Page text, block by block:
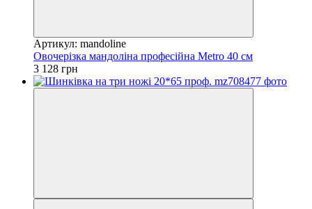
Артикул: mandoline
Овочерізка мандоліна професійна Metro 40 см
3 128 грн